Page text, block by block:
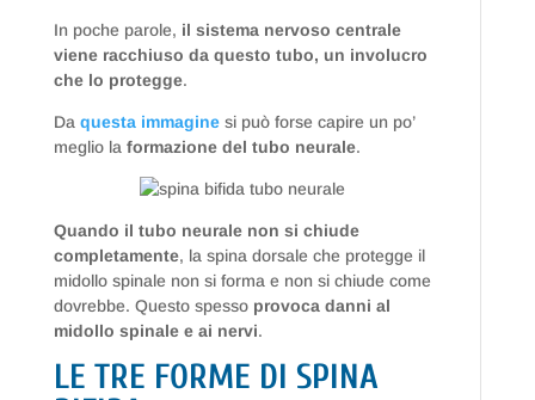
In poche parole, il sistema nervoso centrale
viene racchiuso da questo tubo, un involucro
che lo protegge.
Da questa immaginesi può forse capire un po’
meglio la formazione del tubo neurale.
Quando il tubo neurale non si chiude
completamente, la spina dorsale che protegge il
midollo spinale non si forma e non si chiude come
dovrebbe. Questo spesso provoca danni al
midollo spinale e ai nervi.
LE TRE FORME DI SPINA